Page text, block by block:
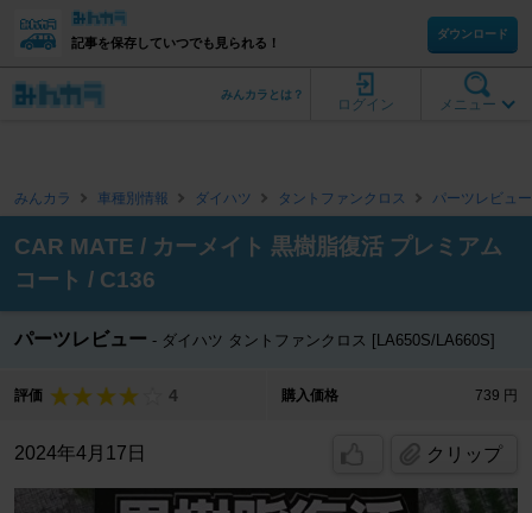
記事を保存していつでも見られる！
ダウンロード
メニュー
ログイン
みんカラとは？
みんカラ 車種別情報 ダイハツ タントファンクロス パーツレビュー
CAR MATE / カーメイト 黒樹脂復活 プレミアム
コート / C136
パーツレビュー ダイハツ タントファンクロス [LA650S/LA660S]
評価 4 購入価格 739 円
2024年4月17日 クリップ